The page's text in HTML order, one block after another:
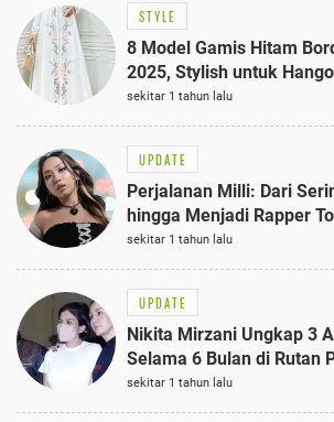
STYLE
8 Model Gamis Hitam
2025, Stylish untuk
Semi-Formal
sekitar 1 tahun lalu
UPDATE
Perjalanan Milli: Dari
hingga Menjadi Rapper
sekitar 1 tahun lalu
UPDATE
Nikita Mirzani Ungkap 3
Selama 6 Bulan di Rutan
Terungkap!
sekitar 1 tahun lalu